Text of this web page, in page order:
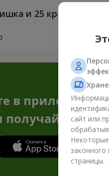
и 25 красных
в приложении
получайтесайт или
страницы.